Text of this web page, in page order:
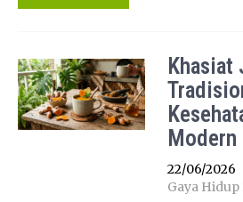
Khasiat
Modern
22/06/2026
Gaya